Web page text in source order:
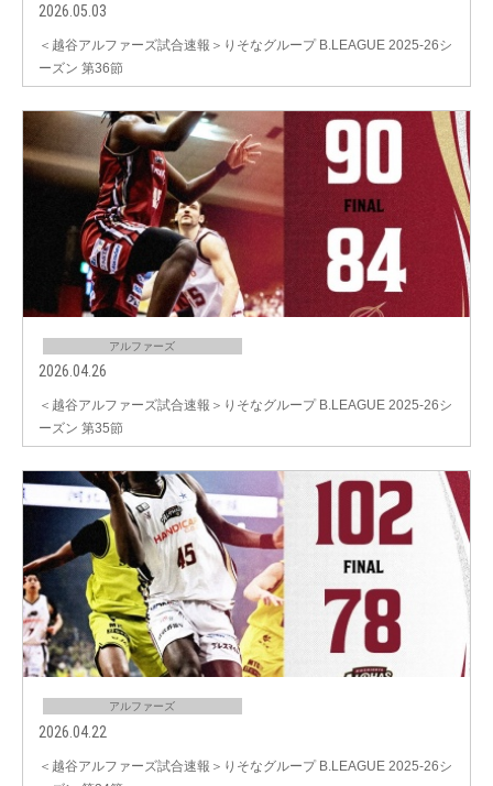
2026.05.03
＜越谷アルファーズ試合速報＞りそなグループ B.LEAGUE 2025-26シ
ーズン 第36節
アルファーズ
2026.04.26
＜越谷アルファーズ試合速報＞りそなグループ B.LEAGUE 2025-26シ
ーズン 第35節
アルファーズ
2026.04.22
＜越谷アルファーズ試合速報＞りそなグループ B.LEAGUE 2025-26シ